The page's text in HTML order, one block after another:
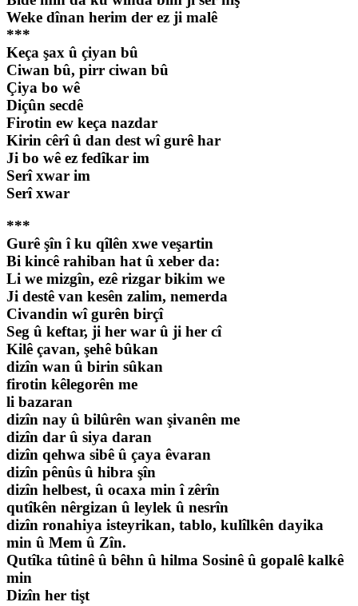
Weke dînan herim der ez ji malê
***
Keça şax û çiyan bû
Ciwan bû, pirr ciwan bû
Çiya bo wê
Diçûn secdê
Firotin ew keça nazdar
Kirin cêrî û dan dest wî gurê har
Ji bo wê ez fedîkar im
Serî xwar im
Serî xwar
***
Gurê şîn î ku qîlên xwe veşartin
Bi kincê rahiban hat û xeber da:
Li we mizgîn, ezê rizgar bikim we
Ji destê van kesên zalim, nemerda
Civandin wî gurên birçî
Seg û keftar, ji her war û ji her cî
Kilê çavan, şehê bûkan
dizîn wan û birin sûkan
firotin kêlegorên me
li bazaran
dizîn nay û bilûrên wan şivanên me
dizîn dar û siya daran
dizîn qehwa sibê û çaya êvaran
dizîn pênûs û hibra şîn
dizîn helbest, û ocaxa min î zêrîn
qutîkên nêrgizan û leylek û nesrîn
dizîn ronahiya isteyrikan, tablo, kulîlkên dayika
min û Mem û Zîn.
Qutîka tûtinê û bêhn û hilma Sosinê û gopalê kalkê
min
Dizîn her tişt